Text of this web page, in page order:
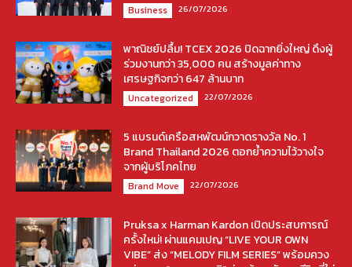
Business 26/07/2026
พาณิชย์ปลื้ม! TCEX 2026 ปิดฉากยิ่งใหญ่ ดึงผู้
ร่วมงานกว่า 35,000 คน สร้างมูลค่าทาง
เศรษฐกิจกว่า 647 ล้านบาท
Uncategorized 22/07/2026
5 แบรนด์เครือสหพัฒน์กวาดรางวัล No. 1
Brand Thailand 2026 ตอกย้ำความไว้วางใจ
จากผู้บริโภคไทย
Brand Move 22/07/2026
Pruksa x Harman Kardon เปิดประสบการณ์
ครั้งใหม่! ผ่านแคมเปญ “LIVE YOUR OWN
VIBE” ส่ง “MELODY FILM SERIES” พร้อมควง